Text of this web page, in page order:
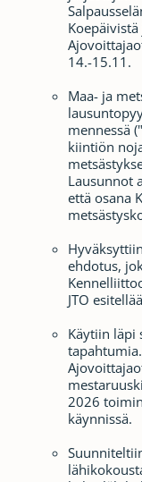
14.-15.11.
Maa- ja
mennessä
kiintiön
Lausunnot
että osana
ehdotus,
JTO
Käytiin läpi
2026
käynnissä.